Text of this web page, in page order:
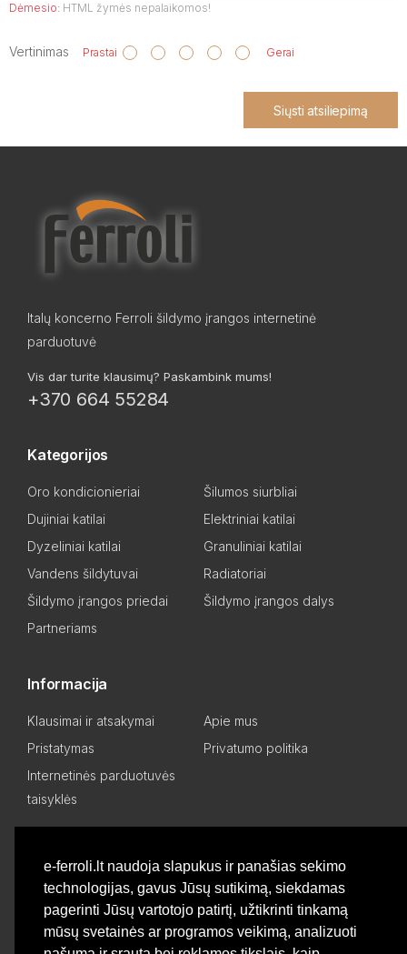
e-ferroli.lt naudoja slapukus ir panašias sekimo
technologijas, gavus Jūsų sutikimą, siekdamas
pagerinti Jūsų vartotojo patirtį, užtikrinti tinkamą
mūsų svetainės ar programos veikimą, analizuoti
Dėmesio: HTML žymės nepalaikomos!
Vertinimas Prastai Gerai
Siųsti atsiliepimą
Italų koncerno Ferroli šildymo įrangos internetinė
parduotuvė
Vis dar turite klausimų? Paskambink mums!
+370 664 55284
Kategorijos
Oro kondicionieriai
Šilumos siurbliai
Dujiniai katilai
Elektriniai katilai
Dyzeliniai katilai
Granuliniai katilai
Vandens šildytuvai
Radiatoriai
Šildymo įrangos priedai
Šildymo įrangos dalys
Partneriams
Informacija
Klausimai ir atsakymai
Apie mus
Pristatymas
Privatumo politika
Internetinės parduotuvės
taisyklės
Asmeninis kabinetas
Pageidavimų sąrašas
Palyginti produktus
Basket